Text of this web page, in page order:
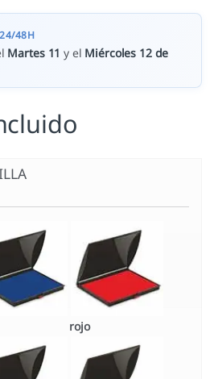
48H
Martes 11 y el Miércoles 12 de
rojo